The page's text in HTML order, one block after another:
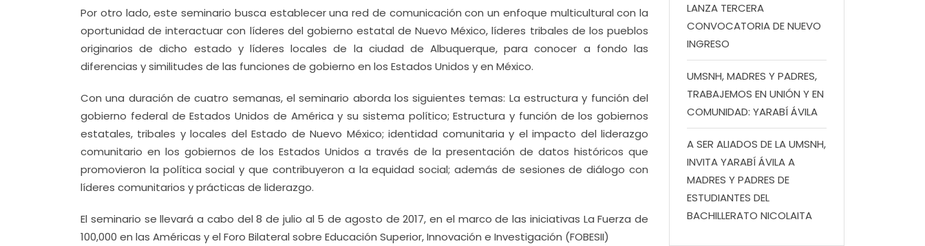
Por otro lado, este seminario busca establecer una red de comunicación con un enfoque multicultural con la
oportunidad de interactuar con líderes del gobierno estatal de Nuevo México, líderes tribales de los pueblos
originarios de dicho estado y líderes locales de la ciudad de Albuquerque, para conocer a fondo las
diferencias y similitudes de las funciones de gobierno en los Estados Unidos y en México.
Con una duración de cuatro semanas, el seminario aborda los siguientes temas: La estructura y función del
gobierno federal de Estados Unidos de América y su sistema político; Estructura y función de los gobiernos
estatales, tribales y locales del Estado de Nuevo México; identidad comunitaria y el impacto del liderazgo
comunitario en los gobiernos de los Estados Unidos a través de la presentación de datos históricos que
promovieron la política social y que contribuyeron a la equidad social; además de sesiones de diálogo con
líderes comunitarios y prácticas de liderazgo.
El seminario se llevará a cabo del 8 de julio al 5 de agosto de 2017, en el marco de las iniciativas La Fuerza de
100,000 en las Américas y el Foro Bilateral sobre Educación Superior, Innovación e Investigación (FOBESII)
LANZA TERCERA
CONVOCATORIA DE NUEVO
INGRESO
UMSNH, MADRES Y PADRES,
TRABAJEMOS EN UNIÓN Y EN
COMUNIDAD: YARABÍ ÁVILA
A SER ALIADOS DE LA UMSNH,
INVITA YARABÍ ÁVILA A
MADRES Y PADRES DE
ESTUDIANTES DEL
BACHILLERATO NICOLAITA